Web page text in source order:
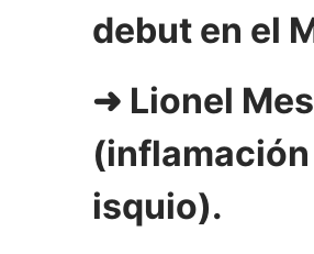
debut en el
➜ Lionel
(inflamación
isquio).